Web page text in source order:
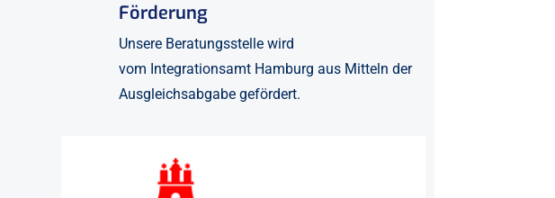
Förderung
Unsere Beratungsstelle wird
vom Integrationsamt Hamburg aus Mitteln der
Ausgleichsabgabe gefördert.